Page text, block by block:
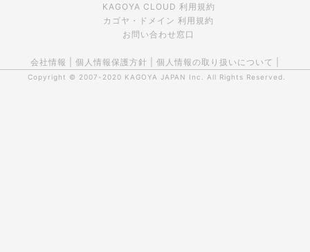
KAGOYA CLOUD 利用規約
カゴヤ・ドメイン 利用規約
お問い合わせ窓口
会社情報 個人情報保護方針 個人情報の取り扱いについて
Copyright © 2007-2020 KAGOYA JAPAN Inc. All Rights Reserved.